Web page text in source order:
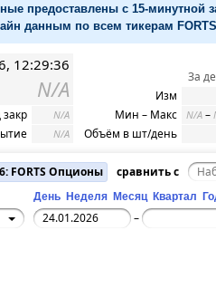
предоставлены с 15-минутной
данным по всем тикерам
12:29:36
N/A
N/A
N/A
За
Изм
Мин – Макс
N/A –
Объём в шт/день
FORTS Опционы
сравнить с
День Неделя Месяц Квартал
–